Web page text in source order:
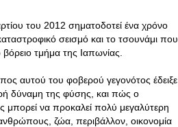
του 2012 σηματοδοτεί ένα χρόνο
σεισμό και το τσουνάμι που
βόρειο τμήμα της Ιαπωνίας.
αυτού του φοβερού γεγονότος έδειξε
δύναμη της φύσης, και πώς ο
μπορεί να προκαλεί πολύ μεγαλύτερη
ζώα, περιβάλλον, οικονομία